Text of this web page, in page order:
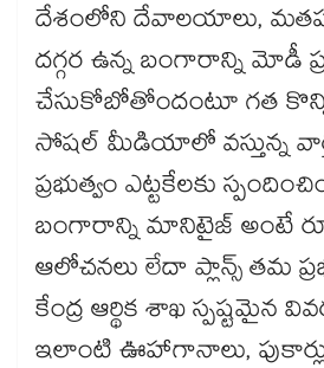
దేశంలోని దేవాలయాలు,
దగ్గర ఉన్న బంగారాన్ని మోడీ
చేసుకోబోతోందంటూ గత
సోషల్ మీడియాలో వస్తున్న
ప్రభుత్వం ఎట్టకేలకు
బంగారాన్ని మానిటైజ్ అంటే
ఆలోచనలు లేదా ప్లాన్స్ తమ
కేంద్ర ఆర్థిక శాఖ స్పష్టమైన
ఇలాంటి ఊహాగానాలు, పుకార్లు